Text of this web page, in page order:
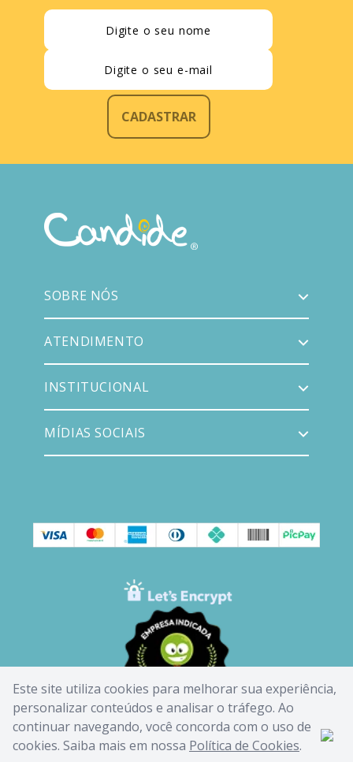
Este site utiliza cookies para melhorar sua experiência,
personalizar conteúdos e analisar o tráfego. Ao
continuar navegando, você concorda com o uso de
cookies. Saiba mais em nossa Política de Cookies.
CADASTRAR
SOBRE NÓS
ATENDIMENTO
INSTITUCIONAL
MÍDIAS SOCIAIS